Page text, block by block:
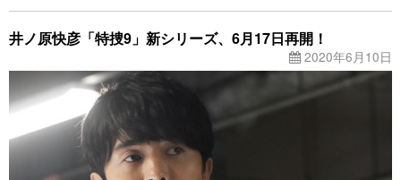
井ノ原快彦「特捜9」新シリーズ、6月17日再開！
2020年6月10日